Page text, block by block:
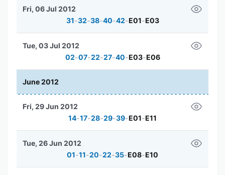
31-32-38-40-42-E01-E03
Fri, 06 Jul 2012
02-07-22-27-40-E03-E06
Tue, 03 Jul 2012
June 2012
14-17-28-29-39-E01-E11
Fri, 29 Jun 2012
01-11-20-22-35-E08-E10
Tue, 26 Jun 2012